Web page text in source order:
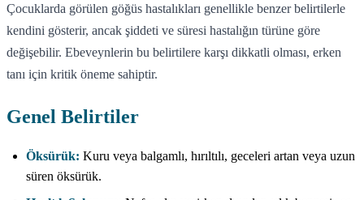
Çocuklarda görülen göğüs hastalıkları genellikle benzer belirtilerle
kendini gösterir, ancak şiddeti ve süresi hastalığın türüne göre
değişebilir. Ebeveynlerin bu belirtilere karşı dikkatli olması, erken
tanı için kritik öneme sahiptir.
Genel Belirtiler
Öksürük: Kuru veya balgamlı, hırıltılı, geceleri artan veya uzun
süren öksürük.